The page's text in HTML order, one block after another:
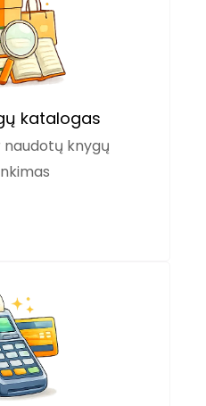
katalogas
naudotų knygų